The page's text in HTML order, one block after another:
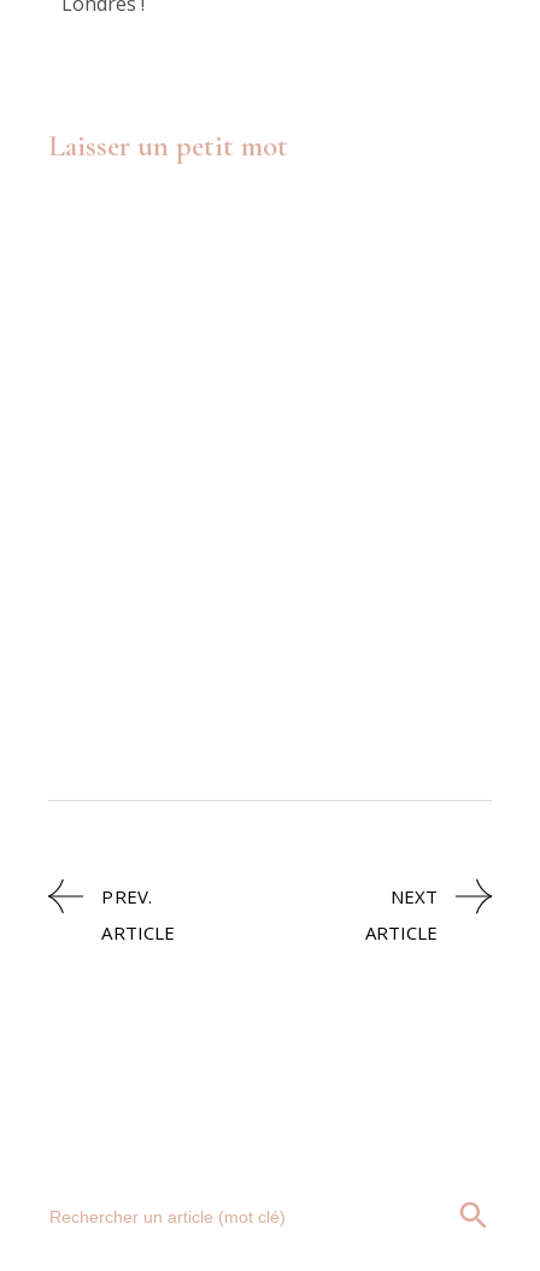
for:
SEARCH
Laisser un petit mot
PREV.
ARTICLE
NEXT
ARTICLE